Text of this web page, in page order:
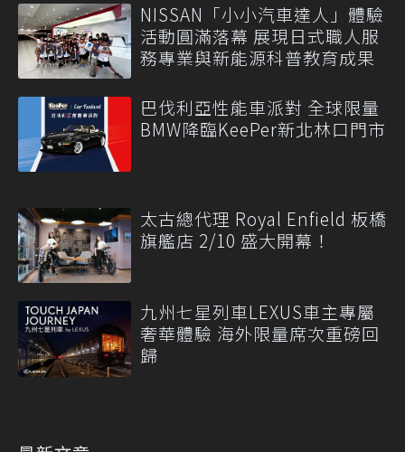
NISSAN「小小汽車達人」體驗
活動圓滿落幕 展現日式職人服
務專業與新能源科普教育成果
巴伐利亞性能車派對 全球限量
BMW降臨KeePer新北林口門市
太古總代理 Royal Enfield 板橋
旗艦店 2/10 盛大開幕！
九州七星列車LEXUS車主專屬
奢華體驗 海外限量席次重磅回
歸